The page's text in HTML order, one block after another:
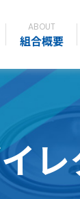
ABOUT
組合概要